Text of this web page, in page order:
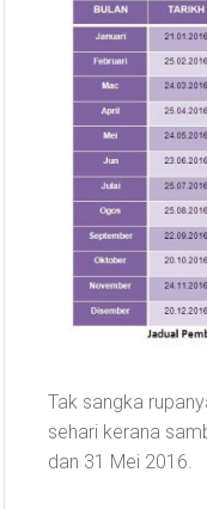
Tak sangka
sehari kerana
dan 31 Mei 2016.